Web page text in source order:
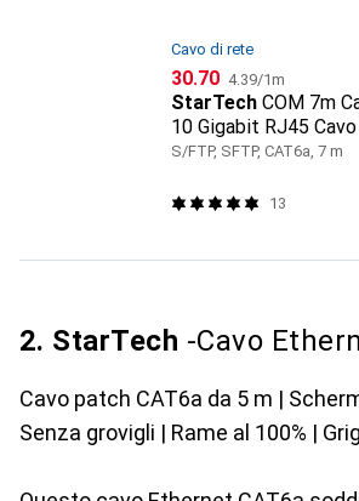
Cavo di rete
CHF
30.70 CHF
4.39/1m
StarTech COM 7m
10 Gigabit RJ45
Patch CAT6a Cavo
S/FTP, SFTP, CAT6a, 7 m
13
2. StarTech -Cavo
Cavo patch CAT6a da 5 m |
Senza grovigli | Rame al 100% |